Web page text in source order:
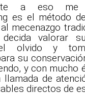
a eso
es el método
mecenazgo
decida valorar
olvido y
su
y con mucho
llamada de
directos de